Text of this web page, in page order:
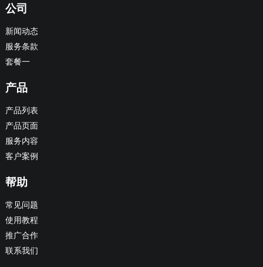
公司
新闻动态
服务条款
套餐一
产品
产品列表
产品页面
服务内容
客户案例
帮助
常见问题
使用教程
推广合作
联系我们